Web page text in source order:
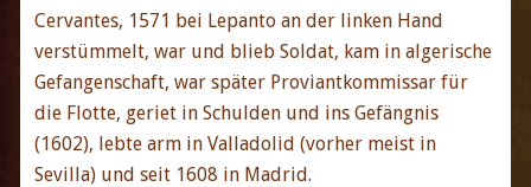
Cervantes, 1571 bei Lepanto an der linken Hand
verstümmelt, war und blieb Soldat, kam in algerische
Gefangenschaft, war später Proviantkommissar für
die Flotte, geriet in Schulden und ins Gefängnis
(1602), lebte arm in Valladolid (vorher meist in
Sevilla) und seit 1608 in Madrid.